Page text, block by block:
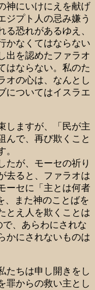
神にいけにえを献げ
ジプト人の忌み嫌う
恐れがあるゆえ、
かなくてはならない
出を認めたファラオ
はならない。私のた
オの心は、なんとし
についてはイスラエ
しますが、「民が主
んで、再び欺くこと
。
たが、モーセの祈り
去ると、ファラオは
ーセに「主とは何者
、また神のことばを
とえ人を欺くことは
、あらわにされな
かにされないものは
たちは申し開きをし
罪からの救い主とし